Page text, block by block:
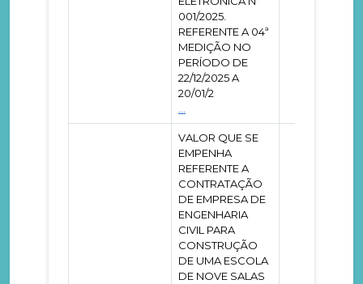
001/2025.
REFERENTE A 04ª
MEDIÇÃO NO
PERÍODO DE
22/12/2025 A
20/01/2
VALOR QUE SE
EMPENHA
REFERENTE A
CONTRATAÇÃO
DE EMPRESA DE
ENGENHARIA
CIVIL PARA
CONSTRUÇÃO
DE UMA ESCOLA
DE NOVE SALAS